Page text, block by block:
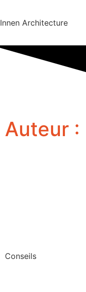
Innen Architecture
Auteur :
Conseils